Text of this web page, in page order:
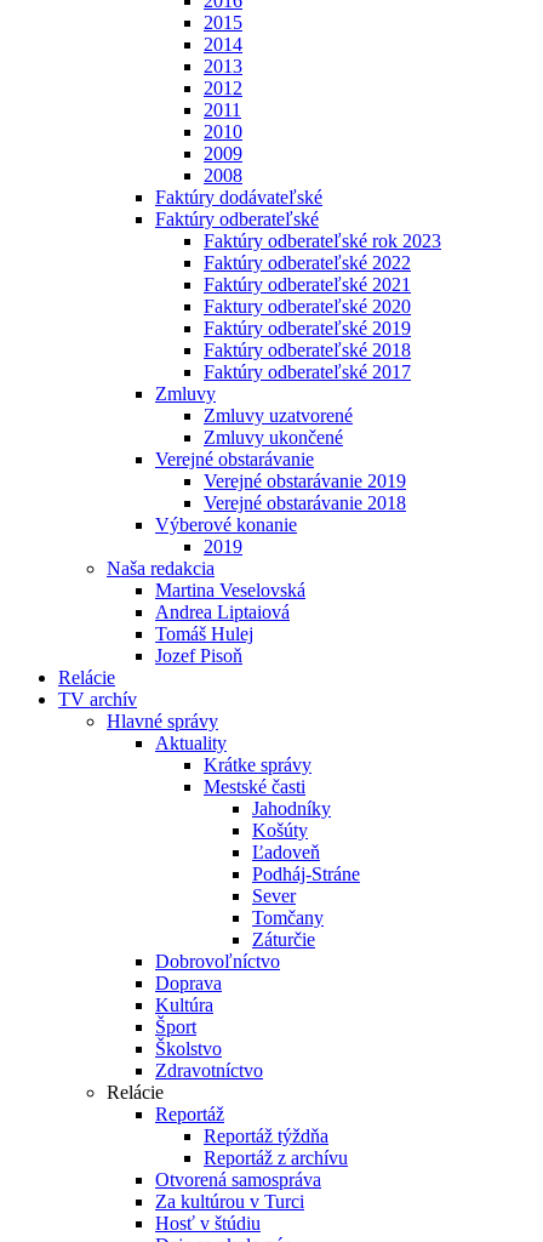
2015
2014
2013
2012
2011
2010
2009
2008
Faktúry dodávateľské
Faktúry odberateľské
Faktúry odberateľské rok 2023
Faktúry odberateľské 2022
Faktúry odberateľské 2021
Faktury odberateľské 2020
Faktúry odberateľské 2019
Faktúry odberateľské 2018
Faktúry odberateľské 2017
Zmluvy
Zmluvy uzatvorené
Zmluvy ukončené
Verejné obstarávanie
Verejné obstarávanie 2019
Verejné obstarávanie 2018
Výberové konanie
2019
Naša redakcia
Martina Veselovská
Andrea Liptaiová
Tomáš Hulej
Jozef Pisoň
Relácie
TV archív
Hlavné správy
Aktuality
Krátke správy
Mestské časti
Jahodníky
Košúty
Ľadoveň
Podháj-Stráne
Sever
Tomčany
Záturčie
Dobrovoľníctvo
Doprava
Kultúra
Šport
Školstvo
Zdravotníctvo
Relácie
Reportáž
Reportáž týždňa
Reportáž z archívu
Otvorená samospráva
Za kultúrou v Turci
Hosť v štúdiu